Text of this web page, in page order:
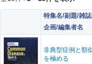
特集名/副題/雑
企画/編集者名
非典型症例と類
を極める